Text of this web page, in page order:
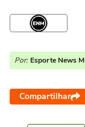
Por: Esporte News
Compartilhar